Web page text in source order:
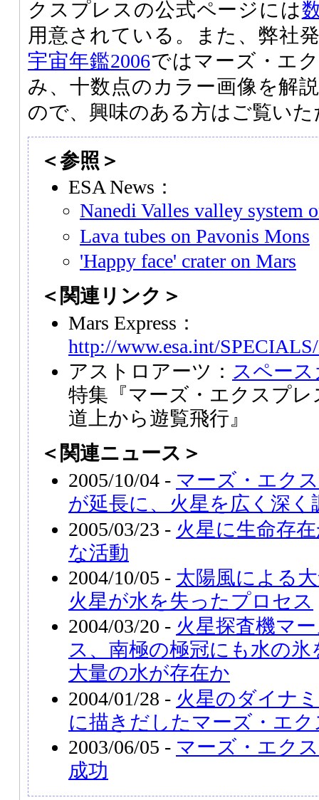
クスプレスの公式ページには
用意されている。また、弊社
宇宙年鑑2006ではマーズ・エ
み、十数点のカラー画像を解
ので、興味のある方はご覧い
＜参照＞
ESA News：
Nanedi Valles valley system
Lava tubes on Pavonis Mons
'Happy face' crater on Mars
＜関連リンク＞
Mars Express：
http://www.esa.int/
アストロアーツ： スペース
特集『マーズ・エクスプ
道上から遊覧飛行』
＜関連ニュース＞
2005/10/04 - マーズ・エク
が延長に、火星を広く深く
2005/03/23 - 火星に生命存
な活動
2004/10/05 - 太陽風による
火星が水を失ったプロセス
2004/03/20 - 火星探査機マ
ス、南極の極冠にも水の
大量の水が存在か
2004/01/28 - 火星のダイナ
に描きだしたマーズ・エ
2003/06/05 - マーズ・エク
成功